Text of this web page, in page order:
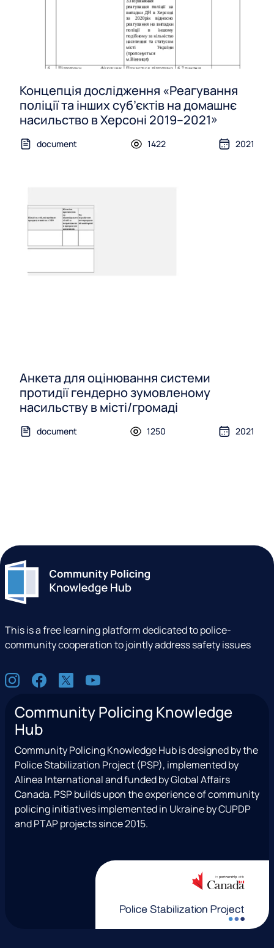
Концепція дослідження «Реагування
поліції та інших суб’єктів на домашнє
насильство в Херсоні 2019–2021»
document 1422 2021
Анкета для оцінювання системи
протидії гендерно зумовленому
насильству в місті/громаді
document 1250 2021
This is a free learning platform dedicated to police-
community cooperation to jointly address safety issues
S
oI
s
a
g
a
m
F
c
e
b
o
o
k
X
e
T
w
i
t
t
e
Y
u
u
b
e
Community Policing Knowledge
Hub
Community Policing Knowledge Hub is designed by the
Police Stabilization Project (PSP), implemented by
Alinea International and funded by Global Affairs
Canada. PSP builds upon the experience of community
policing initiatives implemented in Ukraine by CUPDP
and PTAP projects since 2015.